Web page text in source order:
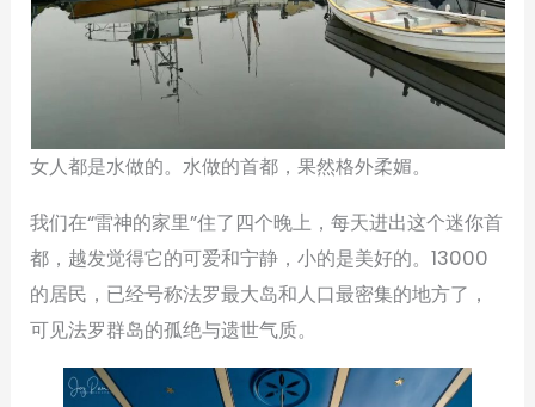
女人都是水做的。水做的首都，果然格外柔媚。
我们在“雷神的家里”住了四个晚上，每天进出这个迷你首
都，越发觉得它的可爱和宁静，小的是美好的。13000
的居民，已经号称法罗最大岛和人口最密集的地方了，
可见法罗群岛的孤绝与遗世气质。